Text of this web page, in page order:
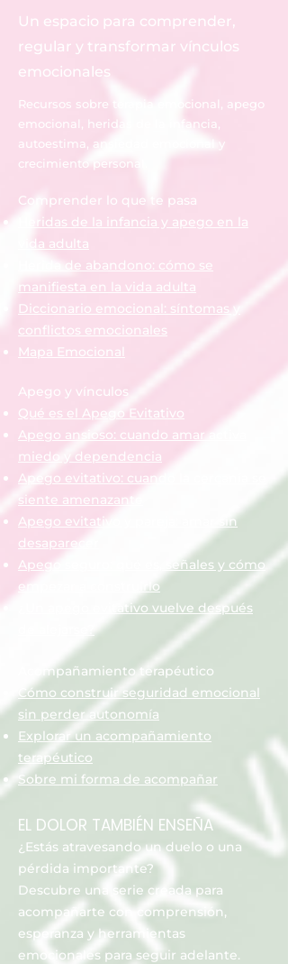
Un espacio para comprender,
regular y transformar vínculos
emocionales
Recursos sobre terapia emocional, apego
emocional, heridas de la infancia,
autoestima, ansiedad emocional y
crecimiento personal.
Comprender lo que te pasa
Heridas de la infancia y apego en la
vida adulta
Herida de abandono: cómo se
manifiesta en la vida adulta
Diccionario emocional: síntomas y
conflictos emocionales
Mapa Emocional
Apego y vínculos
Qué es el Apego Evitativo
Apego ansioso: cuando amar activa
miedo y dependencia
Apego evitativo: cuando la cercanía se
siente amenazante
Apego evitativo y pareja: amar sin
desaparecer
Apego seguro: qué es, señales y cómo
empezar a construirlo
¿Un apego evitativo vuelve después
Acompañamiento terapéutico
Cómo construir seguridad emocional
sin perder autonomía
Explorar un acompañamiento
terapéutico
Sobre mi forma de acompañar
EL DOLOR TAMBIÉN ENSEÑA
¿Estás atravesando un duelo o una
pérdida importante?
Descubre una serie creada para
acompañarte con comprensión,
esperanza y herramientas
emocionales para seguir adelante.